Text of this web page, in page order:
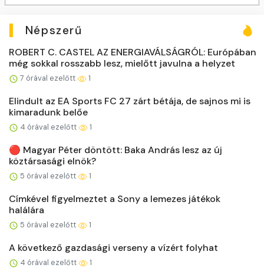
Népszerű
ROBERT C. CASTEL AZ ENERGIAVÁLSÁGRÓL: Európában
még sokkal rosszabb lesz, mielőtt javulna a helyzet
7 órával ezelőtt 1
Elindult az EA Sports FC 27 zárt bétája, de sajnos mi is
kimaradunk belőe
4 órával ezelőtt 1
🔴 Magyar Péter döntött: Baka András lesz az új
köztársasági elnök?
5 órával ezelőtt 1
Címkével figyelmeztet a Sony a lemezes játékok
halálára
5 órával ezelőtt 1
A következő gazdasági verseny a vízért folyhat
4 órával ezelőtt 1